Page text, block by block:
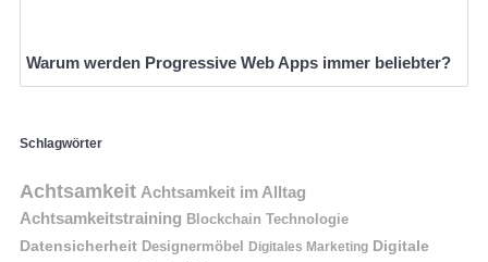
Warum werden Progressive Web Apps immer beliebter?
Schlagwörter
Achtsamkeit Achtsamkeit im Alltag
Achtsamkeitstraining Blockchain Technologie
Datensicherheit Designermöbel Digitales Marketing Digitale